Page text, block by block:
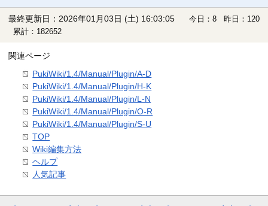
最終更新日：2026年01月03日 (土) 16:03:05
今日：8 昨日：120
累計：182652
関連ページ
PukiWiki/1.4/Manual/Plugin/A-D
PukiWiki/1.4/Manual/Plugin/H-K
PukiWiki/1.4/Manual/Plugin/L-N
PukiWiki/1.4/Manual/Plugin/O-R
PukiWiki/1.4/Manual/Plugin/S-U
TOP
Wiki編集方法
ヘルプ
人気記事